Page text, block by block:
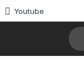
Youtube